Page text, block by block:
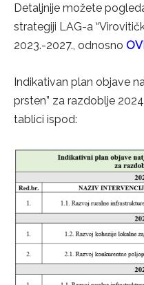
Detaljnije možete
strategiji LAG-a
2023.-2027., odnosno
Indikativan plan objave
prsten” za razdoblje
tablici ispod: